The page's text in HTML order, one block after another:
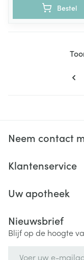
Bestel
Neem contact
Klantenservice
Uw apotheek
Nieuwsbrief
Blijf op de hoogte